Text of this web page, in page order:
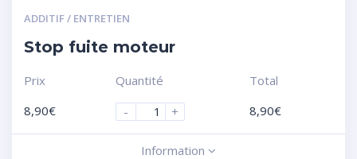
ADDITIF / ENTRETIEN
Stop fuite moteur
Prix
8,90€
Quantité
-
+
Total
8,90€
Information